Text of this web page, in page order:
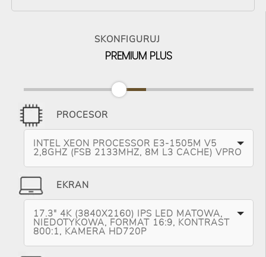
SKONFIGURUJ
PREMIUM PLUS
PROCESOR
INTEL XEON PROCESSOR E3-1505M V5
2,8GHZ (FSB 2133MHZ, 8M L3 CACHE) VPRO
EKRAN
17.3" 4K (3840X2160) IPS LED MATOWA,
NIEDOTYKOWA, FORMAT 16:9, KONTRAST
800:1, KAMERA HD720P